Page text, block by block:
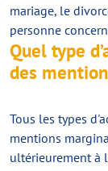
mariage, le
personne
Quel type
des
Tous les types
mentions
ultérieurement à